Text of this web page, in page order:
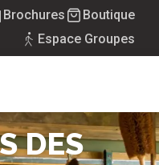
Brochures
Boutique
Espace Groupes
DES